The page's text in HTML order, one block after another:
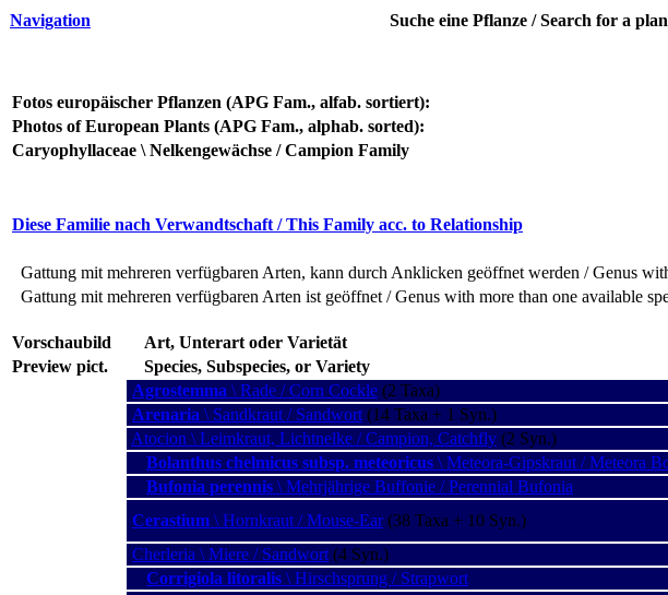
Navigation Suche eine Pflanze / Search for a
Fotos europäischer Pflanzen (APG Fam., alfab. sortiert):
Photos of European Plants (APG Fam., alphab. sorted):
Caryophyllaceae \ Nelkengewächse / Campion Family
Diese Familie nach Verwandtschaft / This Family acc. to Relationship
Gattung mit mehreren verfügbaren Arten, kann durch Anklicken geöffnet werden / Genus
Gattung mit mehreren verfügbaren Arten ist geöffnet / Genus with more than one available
Vorschaubild Art, Unterart oder Varietät
Preview pict.
Species, Subspecies, or Variety
Agrostemma \ Rade / Corn Cockle (2 Taxa)
Arenaria \ Sandkraut / Sandwort (14 Taxa + 1 Syn.)
Atocion \ Leimkraut, Lichtnelke / Campion, Catchfly (2 Syn.)
Bolanthus chelmicus subsp. meteoricus \ Meteora-Gipskraut / Meteora
Bufonia perennis \ Mehrjährige Buffonie / Perennial Bufonia
Cerastium \ Hornkraut / Mouse-Ear(38 Taxa + 10 Syn.)
Cherleria \ Miere / Sandwort (4 Syn.)
Corrigiola litoralis \ Hirschsprung / Strapwort